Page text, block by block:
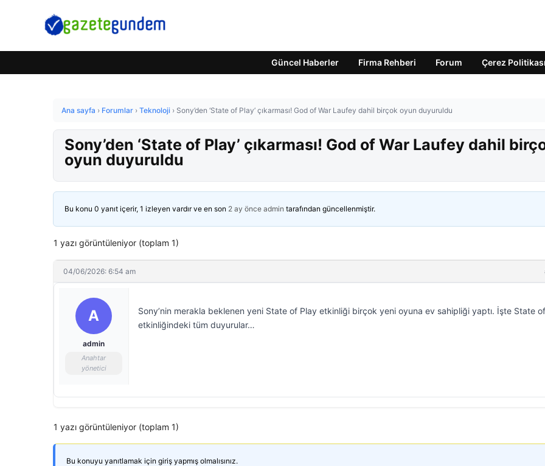
Güncel Haberler Firma Rehberi Forum Çerez Politikası
Ana sayfa › Forumlar › Teknoloji › Sony’den ‘State of Play’ çıkarması! God of War Laufey dahil birçok oyun duyuruldu
Sony’den ‘State of Play’ çıkarması! God of War Laufey dahil
oyun duyuruldu
Bu konu 0 yanıt içerir, 1 izleyen vardır ve en son 2 ay önce admin tarafından güncellenmiştir.
1 yazı görüntüleniyor (toplam 1)
04/06/2026: 6:54 am
A
admin
Anahtar
yönetici
Sony’nin merakla beklenen yeni State of Play etkinliği birçok yeni oyuna ev sahipliği yaptı. İşte State
etkinliğindeki tüm duyurular…
1 yazı görüntüleniyor (toplam 1)
Bu konuyu yanıtlamak için giriş yapmış olmalısınız.